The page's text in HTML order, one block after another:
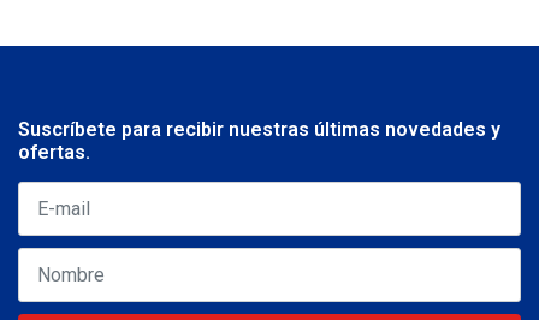
Suscríbete para recibir nuestras últimas novedades y
ofertas.